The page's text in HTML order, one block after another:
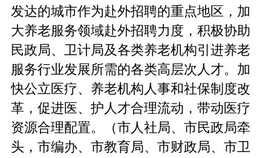
发达的城市作为赴外招聘的重点地区，加
大养老服务领域赴外招聘力度，积极协助
民政局、卫计局及各类养老机构引进养老
服务行业发展所需的各类高层次人才。加
快公立医疗、养老机构人事和社保制度改
革，促进医、护人才合理流动，带动医疗
资源合理配置。（市人社局、市民政局牵
头，市编办、市教育局、市财政局、市卫